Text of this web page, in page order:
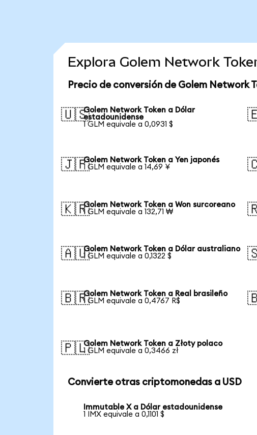
Explora Golem Network
Precio de conversión de Golem Network
🇺🇸Golem Network Token a Dólar
estadounidense
1 GLM equivale a 0,0931 $
🇯🇵Golem Network Token a Yen japonés
1 GLM equivale a 14,69 ¥
🇰🇷Golem Network Token a Won surcoreano
1 GLM equivale a 132,71 ₩
🇦🇺Golem Network Token a Dólar australiano
1 GLM equivale a 0,1322 $
🇧🇷Golem Network Token a Real brasileño
1 GLM equivale a 0,4767 R$
🇵🇱Golem Network Token a Złoty polaco
1 GLM equivale a 0,3466 zł
Convierte otras criptomonedas a USD
Immutable X a Dólar estadounidense
1 IMX equivale a 0,1101 $